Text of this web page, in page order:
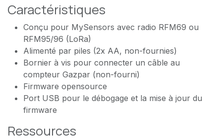
Caractéristiques
Conçu pour MySensors avec radio RFM69 ou
RFM95/96 (LoRa)
Alimenté par piles (2x AA, non-fournies)
Bornier à vis pour connecter un câble au
compteur Gazpar (non-fourni)
Firmware opensource
Port USB pour le débogage et la mise à jour du
firmware
Ressources